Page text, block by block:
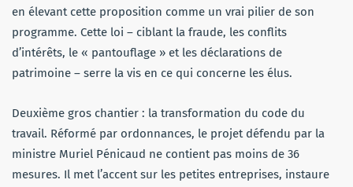
en élevant cette proposition comme un vrai pilier de son
programme. Cette loi – ciblant la fraude, les conflits
d’intérêts, le « pantouflage » et les déclarations de
patrimoine – serre la vis en ce qui concerne les élus.
Deuxième gros chantier : la transformation du code du
travail. Réformé par ordonnances, le projet défendu par la
ministre Muriel Pénicaud ne contient pas moins de 36
mesures. Il met l’accent sur les petites entreprises, instaure